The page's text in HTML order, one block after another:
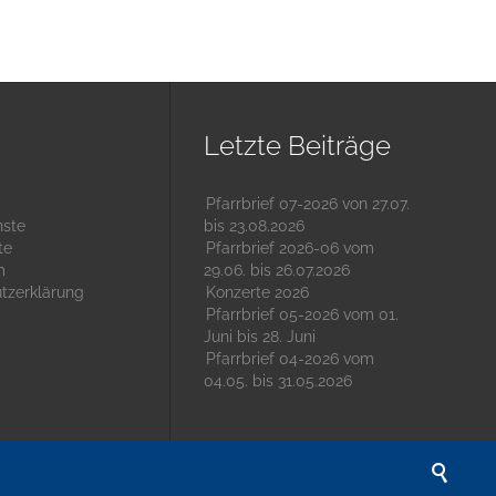
Letzte Beiträge
Pfarrbrief 07-2026 von 27.07.
bis 23.08.2026
Pfarrbrief 2026-06 vom
29.06. bis 26.07.2026
Konzerte 2026
Pfarrbrief 05-2026 vom 01.
Juni bis 28. Juni
Pfarrbrief 04-2026 vom
04.05. bis 31.05.2026
